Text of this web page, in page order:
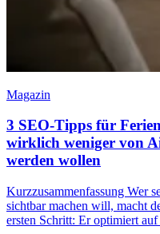
Magazin
3 SEO-Tipps für
wirklich weniger von
werden wollen
Kurzzusammenfassung Wer
sichtbar machen will, macht
ersten Schritt: Er optimiert